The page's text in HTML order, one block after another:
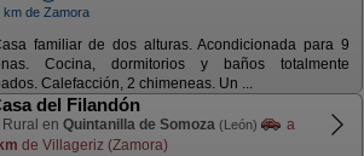
km de Zamora
familiar de dos alturas. Acondicionada para 9
Cocina, dormitorios y baños totalmente
Calefacción, 2 chimeneas. Un ...
del Filandón
Rural en Quintanilla de Somoza (León)
a
de Villageriz (Zamora)